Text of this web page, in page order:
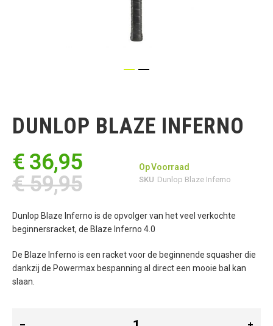
begin
van
afbeeldingen-
gallerij
DUNLOP BLAZE INFERNO
€ 36,95
€ 59,95
Op Voorraad
SKU Dunlop Blaze Inferno
Dunlop Blaze Inferno is de opvolger van het veel verkochte
beginnersracket, de Blaze Inferno 4.0
De Blaze Inferno is een racket voor de beginnende squasher die
dankzij de Powermax bespanning al direct een mooie bal kan
slaan.